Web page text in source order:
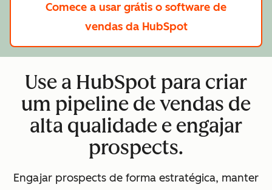
Comece a usar grátis o software de
vendas da HubSpot
Use a HubSpot para criar
um pipeline de vendas de
alta qualidade e engajar
prospects.
Engajar prospects de forma estratégica, manter